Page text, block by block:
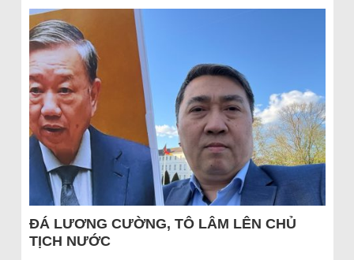
ĐÁ LƯƠNG CƯỜNG, TÔ LÂM LÊN CHỦ
TỊCH NƯỚC